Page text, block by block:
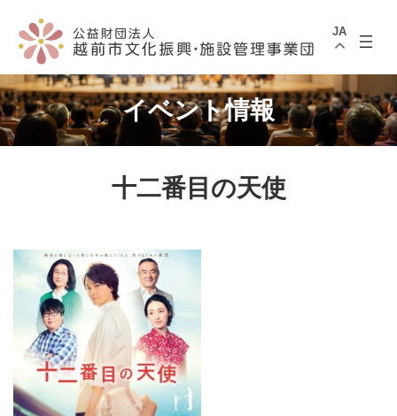
へ
ス
キ
ッ
プ
ョ
ン
に
移
動
JA
イベント情報
十二番目の天使